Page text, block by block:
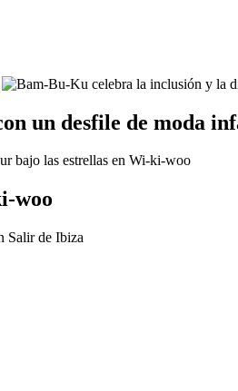
un desfile de moda
woo